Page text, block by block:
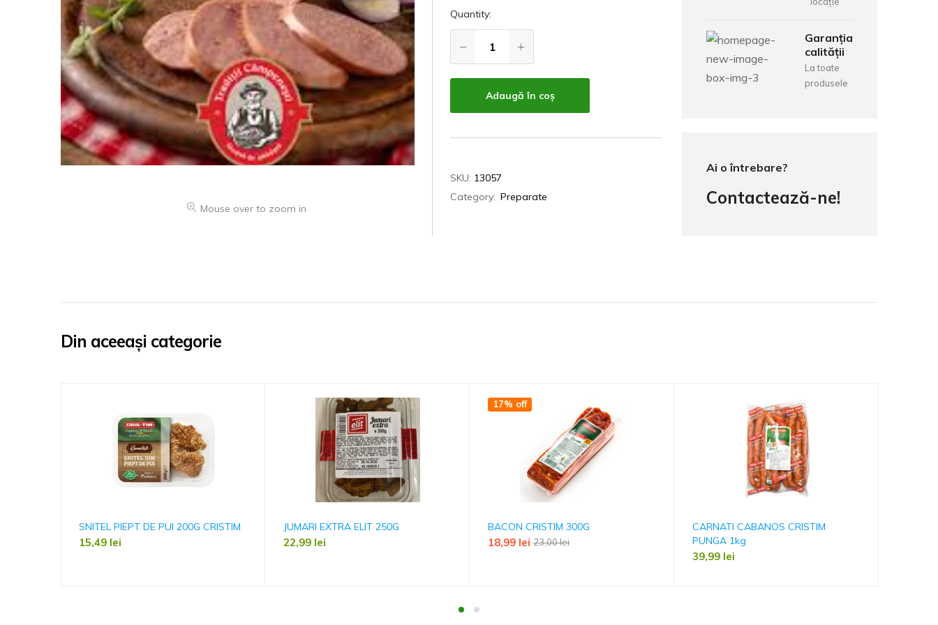
Mouse over to zoom in
Quantity:
Adaugă în coș
SKU: 13057
Category: Preparate
Garanția
calității
La toate
produsele
Ai o întrebare?
Contactează-ne!
Din aceeași categorie
SNITEL PIEPT DE PUI 200G CRISTIM
15,49 lei
JUMARI EXTRA ELIT 250G
22,99 lei
17% off
BACON CRISTIM 300G
23,00lei
18,99 lei
CARNATI CABANOS CRISTIM
PUNGA 1kg
39,99 lei